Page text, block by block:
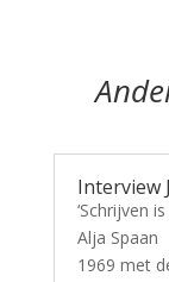
Interview
‘Schrijven
Alja
1969 met